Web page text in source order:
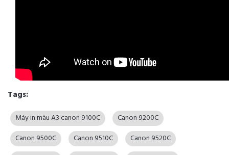
Tags:
Máy in màu A3 canon 9100C
Canon 9200C
Canon 9500C
Canon 9510C
Canon 9520C